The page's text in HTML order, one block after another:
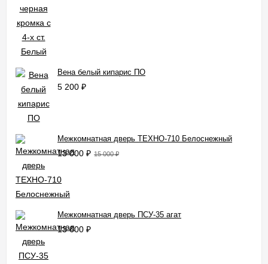
Вена белый кипарис ПО
5 200 ₽
Межкомнатная дверь ТЕХНО-710 Белоснежный
13 000 ₽ 15 000₽
Межкомнатная дверь ПСУ-35 агат
13 600 ₽